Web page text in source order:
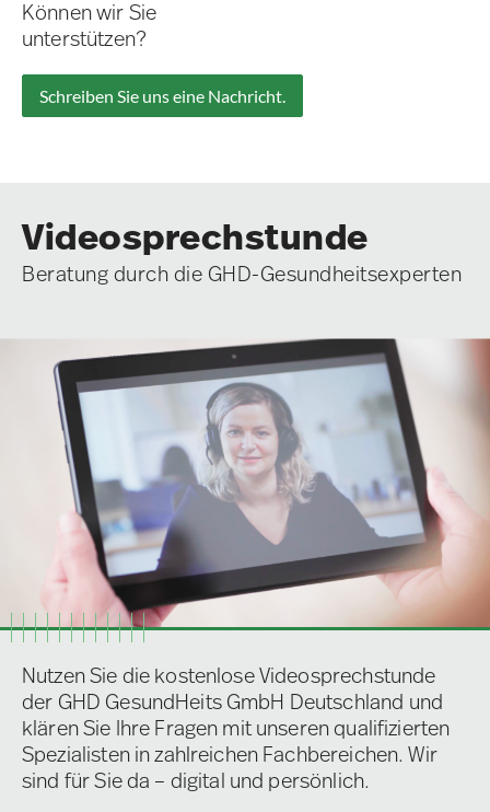
Können wir Sie
unterstützen?
Schreiben Sie uns eine Nachricht.
Videosprechstunde
Beratung durch die GHD-Gesundheitsexperten
Nutzen Sie die kostenlose Videosprechstunde
der GHD GesundHeits GmbH Deutschland und
klären Sie Ihre Fragen mit unseren qualifizierten
Spezialisten in zahlreichen Fachbereichen. Wir
sind für Sie da – digital und persönlich.